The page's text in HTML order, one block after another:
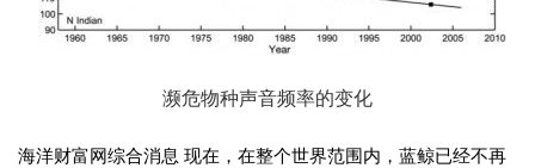
濒危物种声音频率的变化
海洋财富网综合消息 现在，在整个世界范围内，蓝鲸已经不再